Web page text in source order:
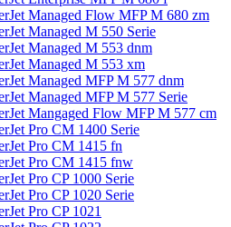
Managed Flow MFP M 680 zm
Managed M 550 Serie
Managed M 553 dnm
Managed M 553 xm
Managed MFP M 577 dnm
Managed MFP M 577 Serie
Mangaged Flow MFP M 577 cm
Pro CM 1400 Serie
Pro CM 1415 fn
Pro CM 1415 fnw
Pro CP 1000 Serie
Pro CP 1020 Serie
Pro CP 1021